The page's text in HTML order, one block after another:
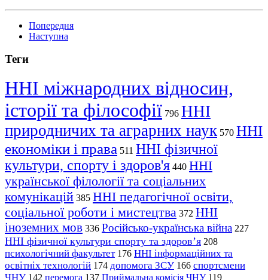
Попередня
Наступна
Теги
ННІ міжнародних відносин,
історії та філософії 796 ННІ
природничих та аграрних наук 570 ННІ
економіки і права 511 ННІ фізичної
культури, спорту і здоров'я 440 ННІ
української філології та соціальних
комунікацій 385 ННІ педагогічної освіти,
соціальної роботи і мистецтва 372 ННІ
іноземних мов 336 Російсько-українська війна 227
ННІ фізичної культури спорту та здоров’я 208
психологічний факультет 176 ННІ інформаційних та
освітніх технологій 174 допомога ЗСУ 166 спортсмени
ЧНУ 142 перемога 137 Приймальна комісія ЧНУ 119